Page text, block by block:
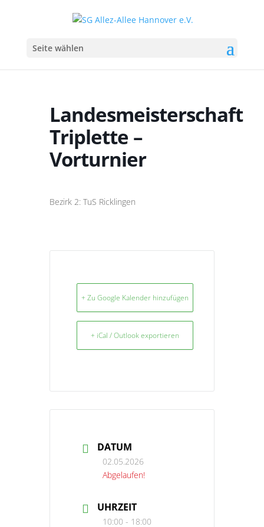
Seite wählen
Landesmeisterschaft
Triplette –
Vorturnier
Bezirk 2: TuS Ricklingen
+ Zu Google Kalender hinzufügen
+ iCal / Outlook exportieren
DATUM
02.05.2026
Abgelaufen!
UHRZEIT
10:00 - 18:00